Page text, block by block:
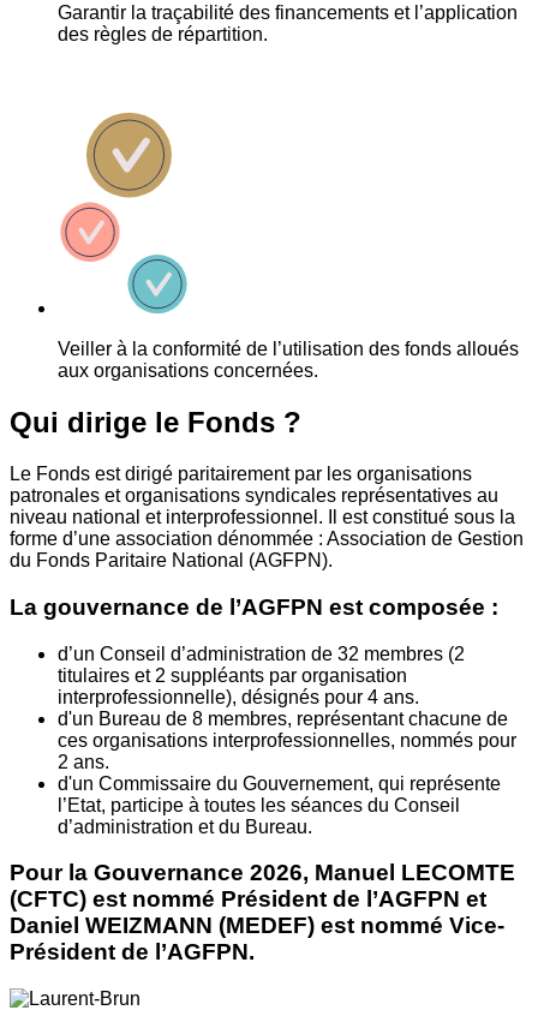
Garantir la traçabilité des financements et l’application
des règles de répartition.
Veiller à la conformité de l’utilisation des fonds alloués
aux organisations concernées.
Qui dirige le Fonds ?
Le Fonds est dirigé paritairement par les organisations
patronales et organisations syndicales représentatives au
niveau national et interprofessionnel. Il est constitué sous la
forme d’une association dénommée : Association de Gestion
du Fonds Paritaire National (AGFPN).
La gouvernance de l’AGFPN est composée :
d’un Conseil d’administration de 32 membres (2
titulaires et 2 suppléants par organisation
interprofessionnelle), désignés pour 4 ans.
d'un Bureau de 8 membres, représentant chacune de
ces organisations interprofessionnelles, nommés pour
2 ans.
d'un Commissaire du Gouvernement, qui représente
l’Etat, participe à toutes les séances du Conseil
d’administration et du Bureau.
Pour la Gouvernance 2026, Manuel LECOMTE
(CFTC) est nommé Président de l’AGFPN et
Daniel WEIZMANN (MEDEF) est nommé Vice-
Président de l’AGFPN.